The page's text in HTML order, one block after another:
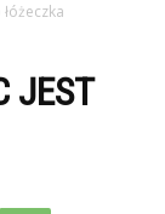
JEST